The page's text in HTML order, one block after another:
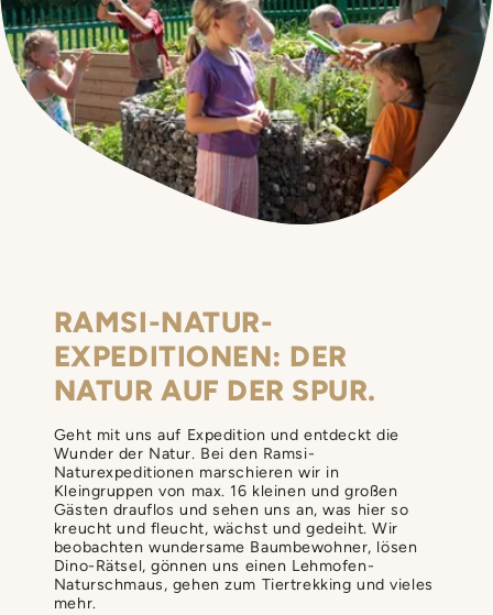
RAMSI-NATUR­
EXPEDITIONEN: DER
NATUR AUF DER SPUR.
Geht mit uns auf Expedition und entdeckt die
Wunder der Natur. Bei den Ramsi-
Naturexpeditionen marschieren wir in
Kleingruppen von max. 16 kleinen und großen
Gästen drauflos und sehen uns an, was hier so
kreucht und fleucht, wächst und gedeiht. Wir
beobachten wundersame Baumbewohner, lösen
Dino-Rätsel, gönnen uns einen Lehmofen-
Naturschmaus, gehen zum Tiertrekking und vieles
mehr.